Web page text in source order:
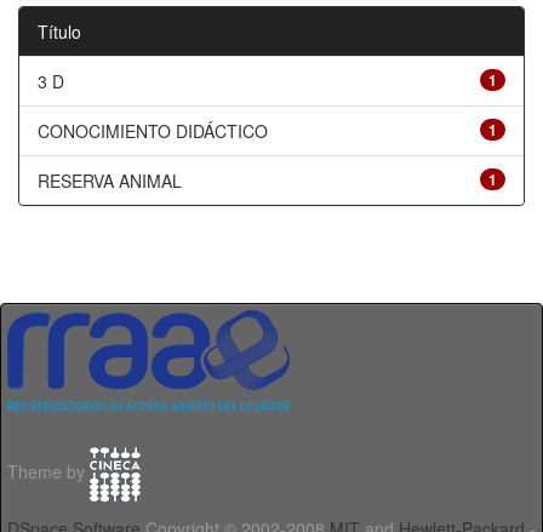
Título
1
3 D
1
CONOCIMIENTO DIDÁCTICO
1
RESERVA ANIMAL
Theme by